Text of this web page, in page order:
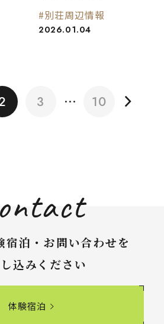
#別荘周辺情報
2026.01.04
3 … 10
宿泊・お問い合わせを
込みください
体験宿泊